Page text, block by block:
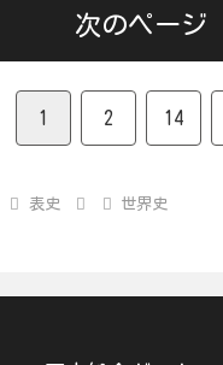
次のページ
1 2 14
表史 世界史